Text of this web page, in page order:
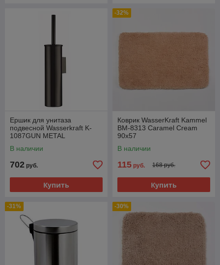
Ершик для унитаза
подвесной Wasserkraft K-
1087GUN METAL
В наличии
702 руб.
Купить
-32%
Коврик WasserKraft Kammel
BM-8313 Caramel Cream
90х57
В наличии
115 руб. 168 руб.
Купить
-31% -30%